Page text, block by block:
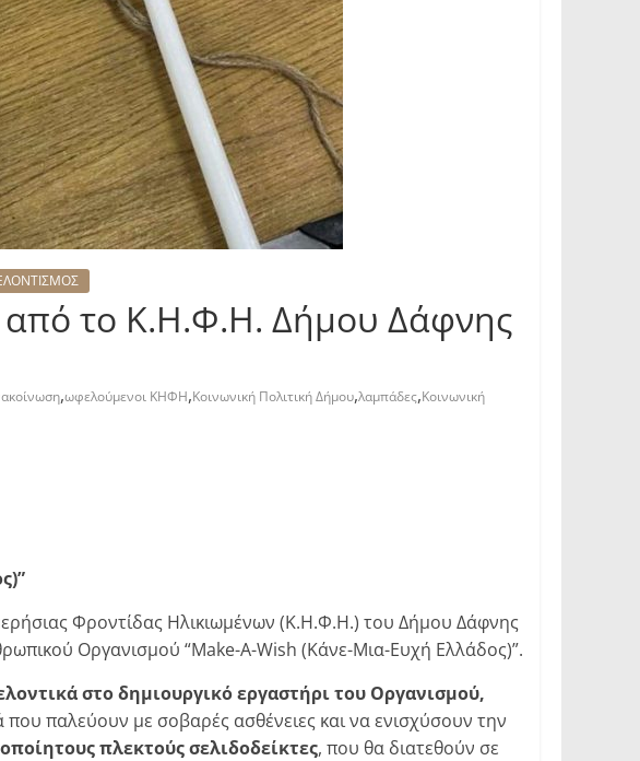
από το Κ.Η.Φ.Η. Δήμου Δάφνης
,ωφελούμενοι ΚΗΦΗ,Κοινωνική Πολιτική Δήμου,λαμπάδες,Κοινωνική
Φροντίδας Ηλικιωμένων (Κ.Η.Φ.Η.) του Δήμου Δάφνης
Οργανισμού “Make-A-Wish (Κάνε-Μια-Ευχή Ελλάδος)”.
στο δημιουργικό εργαστήρι του Οργανισμού,
που παλεύουν με σοβαρές ασθένειες και να ενισχύσουν την
πλεκτούς σελιδοδείκτες, που θα διατεθούν σε